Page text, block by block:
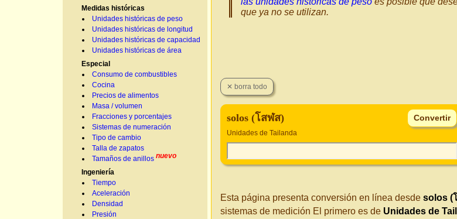
Medidas históricas
Unidades históricas de peso
Unidades históricas de longitud
Unidades históricas de capacidad
Unidades históricas de área
Especial
Consumo de combustibles
Cocina
Precios de alimentos
Masa / volumen
Fracciones y porcentajes
Sistemas de numeración
Tipo de cambio
Talla de zapatos
Tamaños de anillos nuevo
Ingeniería
Tiempo
Aceleración
Densidad
Presión
que ya no se utilizan.
solos (โสฬส)
Unidades de Tailanda
Esta página presenta conversión en línea desde solos (
sistemas de medición El primero es de Unidades de